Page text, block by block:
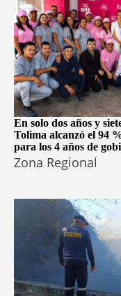
En solo dos años y
Tolima alcanzó el 94
para los 4 años de
Zona Regional